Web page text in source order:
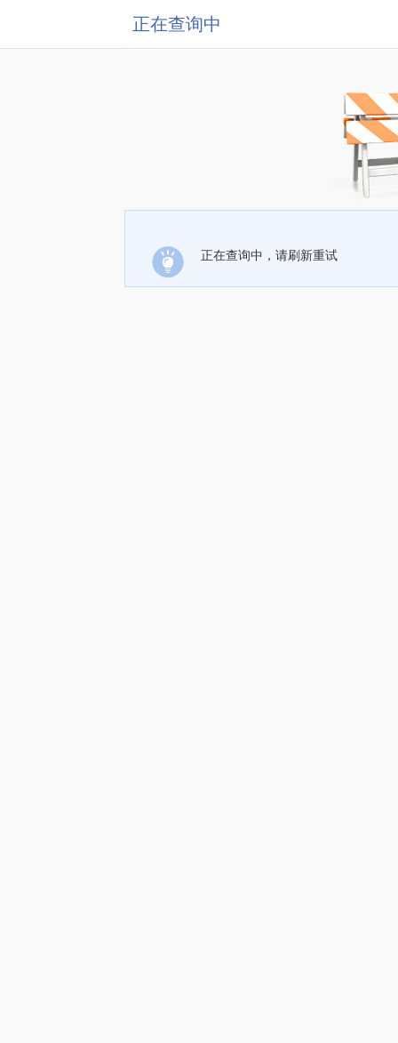
正在查询中
正在查询中，请刷新重试